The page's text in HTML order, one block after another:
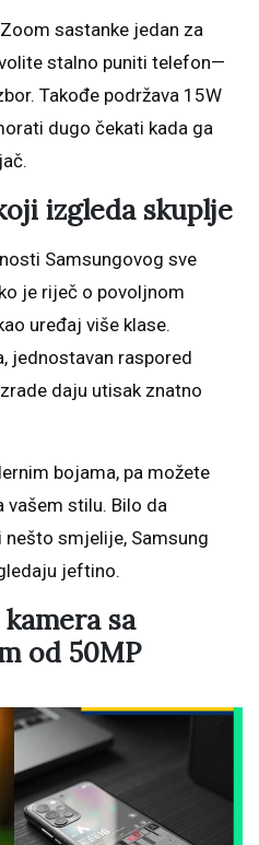
sastanke jedan za
stalno puniti telefon—
Takođe podržava 15W
dugo čekati kada ga
izgleda skuplje
Samsungovog sve
je riječ o povoljnom
uređaj više klase.
jednostavan raspored
daju utisak znatno
bojama, pa možete
vašem stilu. Bilo da
smjelije, Samsung
jeftino.
sa
od 50MP